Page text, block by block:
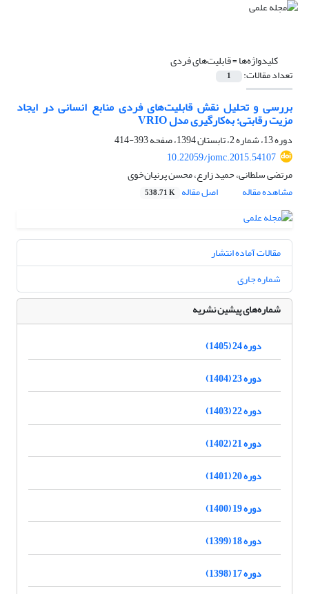
کلیدواژه‌ها =قابلیت‌های فردی
تعداد مقالات: 1
بررسی و تحلیل نقش قابلیت‌های فردی منابع انسانی در ایجاد
مزیت رقابتی؛ به‌کارگیری مدل VRIO
دوره 13، شماره 2، تابستان 1394، صفحه
393-414
10.22059/jomc.2015.54107
مرتضی سلطانی، حمید زارع، محسن پرنیان‌خوی
مشاهده مقاله
اصل مقاله 538.71 K
مقالات آماده انتشار
شماره جاری
شماره‌های پیشین نشریه
دوره 24 (1405)
دوره 23 (1404)
دوره 22 (1403)
دوره 21 (1402)
دوره 20 (1401)
دوره 19 (1400)
دوره 18 (1399)
دوره 17 (1398)